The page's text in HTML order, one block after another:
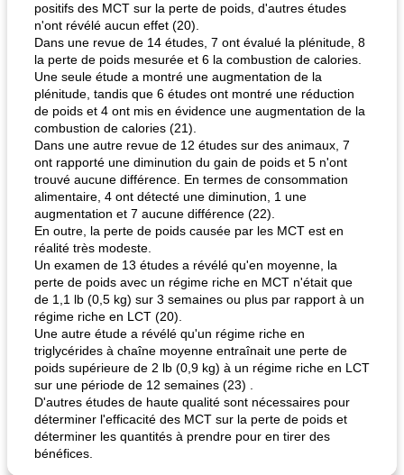
quinoa petit déjeuner méditerranéen
positifs des MCT sur la perte de poids, d'autres études
n'ont révélé aucun effet (20).
Dans une revue de 14 études, 7 ont évalué la plénitude, 8
la perte de poids mesurée et 6 la combustion de calories.
Une seule étude a montré une augmentation de la
plénitude, tandis que 6 études ont montré une réduction
de poids et 4 ont mis en évidence une augmentation de la
combustion de calories (21).
Dans une autre revue de 12 études sur des animaux, 7
ont rapporté une diminution du gain de poids et 5 n'ont
trouvé aucune différence. En termes de consommation
alimentaire, 4 ont détecté une diminution, 1 une
augmentation et 7 aucune différence (22).
En outre, la perte de poids causée par les MCT est en
réalité très modeste.
Un examen de 13 études a révélé qu'en moyenne, la
perte de poids avec un régime riche en MCT n'était que
de 1,1 lb (0,5 kg) sur 3 semaines ou plus par rapport à un
régime riche en LCT (20).
Une autre étude a révélé qu'un régime riche en
triglycérides à chaîne moyenne entraînait une perte de
poids supérieure de 2 lb (0,9 kg) à un régime riche en LCT
sur une période de 12 semaines (23) .
D'autres études de haute qualité sont nécessaires pour
déterminer l'efficacité des MCT sur la perte de poids et
déterminer les quantités à prendre pour en tirer des
bénéfices.